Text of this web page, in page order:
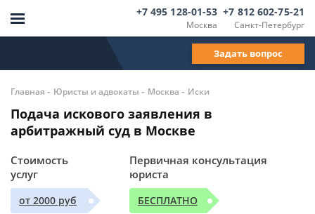
Москва
+7 495 128-01-53
Санкт-Петербург
+7 812 602-75-21
Задать вопрос
Главная - Юристы и адвокаты - Москва - Иски
Подача искового заявления в
арбитражный суд в Москве
Стоимость
услуг
от 2000 руб
Первичная консультация
юриста
БЕСПЛАТНО